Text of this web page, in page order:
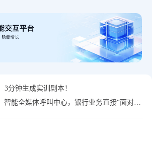
3分钟生成实训剧本！
能全媒体呼叫中心，银行业务直接“面对面”办理！